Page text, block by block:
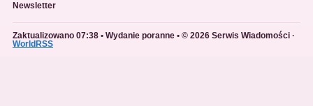
Newsletter
Zaktualizowano 07:38 • Wydanie poranne • © 2026 Serwis Wiadomości ·
WorldRSS